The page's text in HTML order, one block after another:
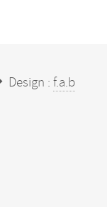
Design :f.a.b